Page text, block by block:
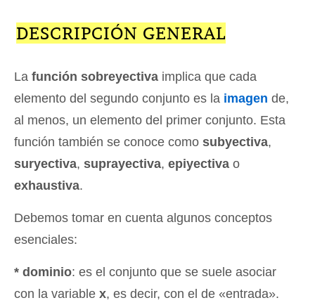
DESCRIPCIÓN GENERAL
La función sobreyectiva implica que cada
elemento del segundo conjunto es la imagen de,
al menos, un elemento del primer conjunto. Esta
función también se conoce como subyectiva,
suryectiva, suprayectiva, epiyectiva o
exhaustiva.
Debemos tomar en cuenta algunos conceptos
esenciales:
* dominio: es el conjunto que se suele asociar
con la variable x, es decir, con el de «entrada».